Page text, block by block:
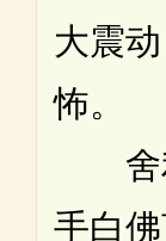
大震
怖。
舍利
手白